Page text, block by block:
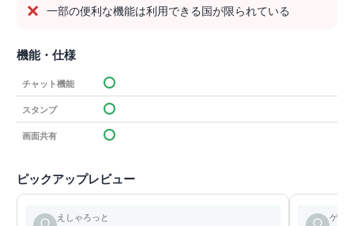
一部の便利な機能は利用できる国が限られている
機能・仕様
チャット機能
スタンプ
画面共有
ピックアップレビュー
えしゃろっと ゲス